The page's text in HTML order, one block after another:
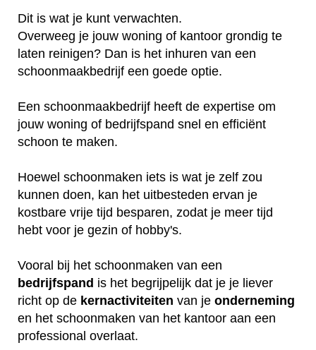
Dit is wat je kunt verwachten.
Overweeg je jouw woning of kantoor grondig te
laten reinigen? Dan is het inhuren van een
schoonmaakbedrijf een goede optie.
Een schoonmaakbedrijf heeft de expertise om
jouw woning of bedrijfspand snel en efficiënt
schoon te maken.
Hoewel schoonmaken iets is wat je zelf zou
kunnen doen, kan het uitbesteden ervan je
kostbare vrije tijd besparen, zodat je meer tijd
hebt voor je gezin of hobby's.
Vooral bij het schoonmaken van een
bedrijfspand is het begrijpelijk dat je je liever
richt op de kernactiviteiten van je onderneming
en het schoonmaken van het kantoor aan een
professional overlaat.